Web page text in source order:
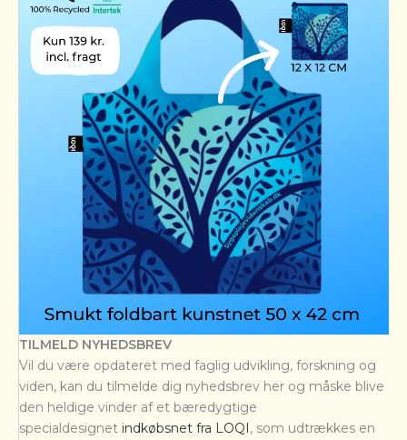
TILMELD NYHEDSBREV
Vil du være opdateret med faglig udvikling, forskning og
viden, kan du tilmelde dig nyhedsbrev her og måske blive
den heldige vinder af et bæredygtige
specialdesignet indkøbsnet fra LOQI , som udtrækkes en